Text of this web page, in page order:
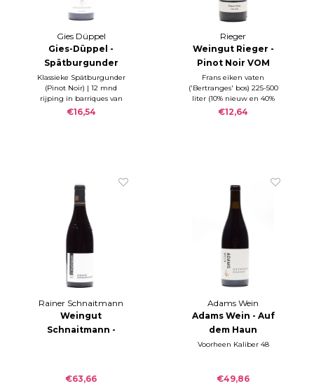
Gies Düppel
Gies-Düppel -
Spätburgunder
trocken Quarz
2023
Klassieke Spätburgunder
(Pinot Noir) | 12 mnd
rijping in barriques van
300 ltr | gebotteld Fe. 2023
€16,54
Rieger
Weingut Rieger -
Pinot Noir VOM
LÖSS 2023
Frans eiken vaten
('Bertranges' bos) 225-500
liter (10% nieuw en 40%
gebruikt) en 50% RVS
€12,64
Rainer Schnaitmann
Weingut
Schnaitmann -
€63,66
Adams Wein
Adams Wein - Auf
dem Haun
Spätburgunder -
Voorheen Kaliber 48
€49,86